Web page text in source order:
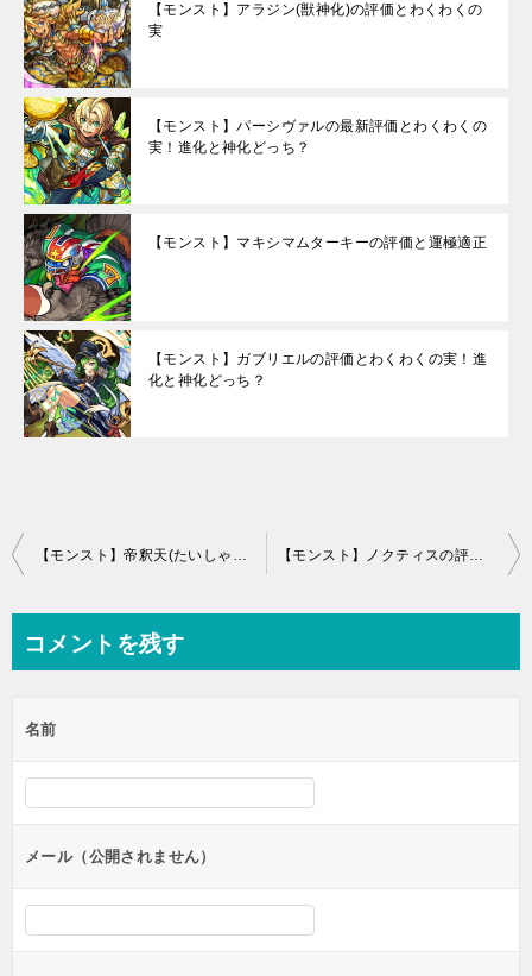
【モンスト】アラジン(獣神化)の評価とわくわくの
実
【モンスト】パーシヴァルの最新評価とわくわくの
実！進化と神化どっち？
【モンスト】マキシマムターキーの評価と運極適正
【モンスト】ガブリエルの評価とわくわくの実！進
化と神化どっち？
投
ビ
ー
シ
ン
【モンスト】帝釈天(たいしゃくてん)の評価と運極適正 【モンスト】ノクティスの評価！わくわくの実と適正クエスト
コメントを残す
名前
メール（公開されません）